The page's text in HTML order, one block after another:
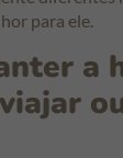
para ele.
a